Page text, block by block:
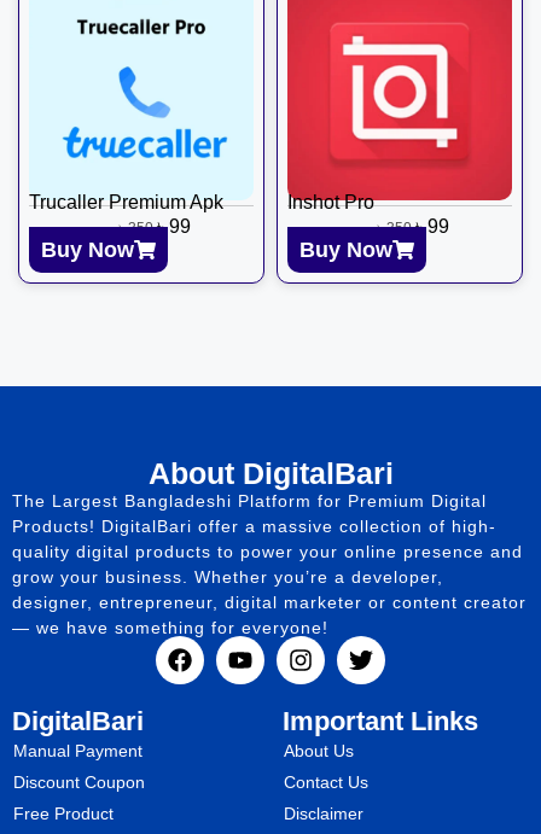
Trucaller Premium Apk
৳350 ৳99
Buy Now
Inshot Pro
৳350 ৳99
Buy Now
About DigitalBari
The Largest Bangladeshi Platform for Premium Digital
Products! DigitalBari offer a massive collection of high-
quality digital products to power your online presence and
grow your business. Whether you’re a developer,
designer, entrepreneur, digital marketer or content creator
— we have something for everyone!
DigitalBari
Manual Payment
Discount Coupon
Free Product
Important Links
About Us
Contact Us
Disclaimer